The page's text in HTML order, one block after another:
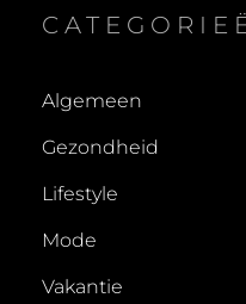
Algemeen
Gezondheid
Lifestyle
Mode
Vakantie